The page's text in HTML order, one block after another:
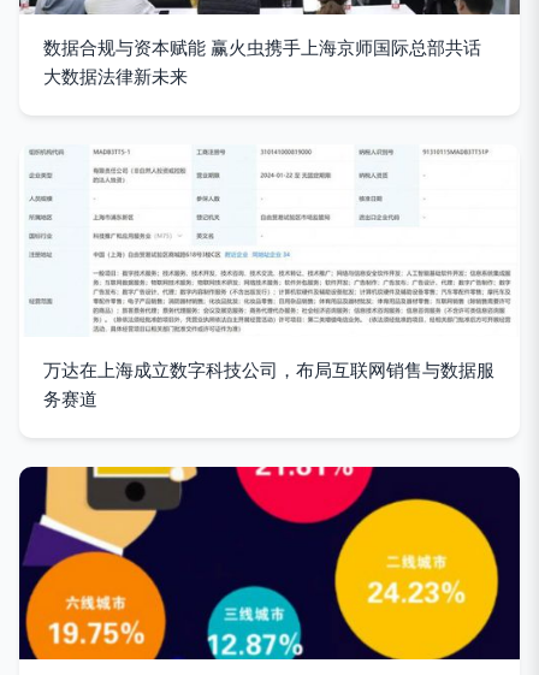
数据合规与资本赋能 赢火虫携手上海京师国际总部共话
大数据法律新未来
万达在上海成立数字科技公司，布局互联网销售与数据服
务赛道